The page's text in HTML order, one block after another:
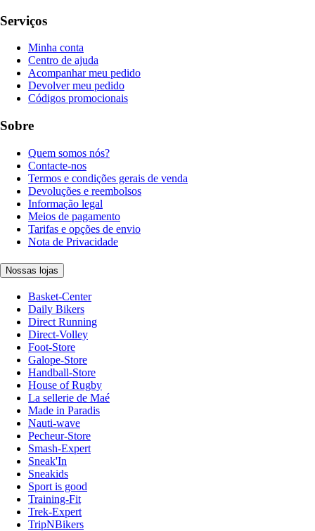
Serviços
Minha conta
Centro de ajuda
Acompanhar meu pedido
Devolver meu pedido
Códigos promocionais
Sobre
Quem somos nós?
Contacte-nos
Termos e condições gerais de venda
Devoluções e reembolsos
Informação legal
Meios de pagamento
Tarifas e opções de envio
Nota de Privacidade
Nossas lojas
Basket-Center
Daily Bikers
Direct Running
Direct-Volley
Foot-Store
Galope-Store
Handball-Store
House of Rugby
La sellerie de Maé
Made in Paradis
Nauti-wave
Pecheur-Store
Smash-Expert
Sneak'In
Sneakids
Sport is good
Training-Fit
Trek-Expert
TripNBikers